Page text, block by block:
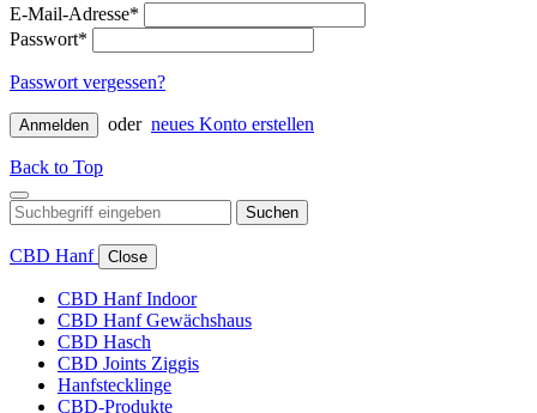
E-Mail-Adresse*
Passwort*
Passwort vergessen?
Anmelden oder neues Konto erstellen
Back to Top
Suchen
CBD Hanf Close
CBD Hanf Indoor
CBD Hanf Gewächshaus
CBD Hasch
CBD Joints Ziggis
Hanfstecklinge
CBD-Produkte